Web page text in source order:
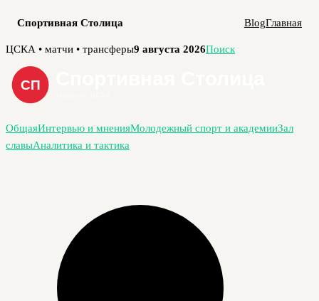
Спортивная Столица BlogГлавная
Перейти
содержимому
ЦСКА • матчи • трансферы9 августа 2026Поиск
ОбщаяИнтервью и мненияМолодежный спорт и академииЗал
славыАналитика и тактика